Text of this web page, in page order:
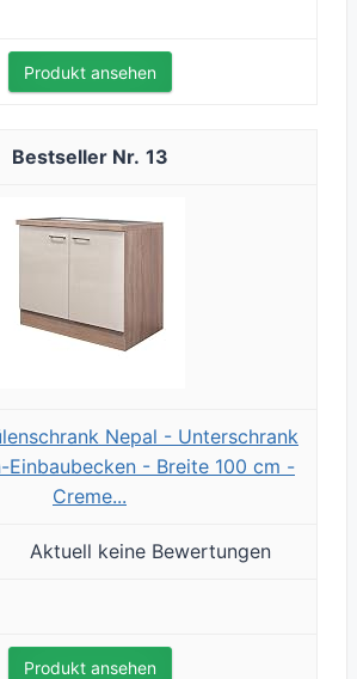
Produkt ansehen
13
Nepal - Unterschrank
Einbaubecken - Breite 100 cm -
Creme...
Aktuell keine Bewertungen
Produkt ansehen